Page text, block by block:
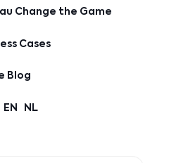
Change the Game
Cases
Blog
EN NL